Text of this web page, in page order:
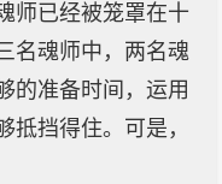
师已经被笼罩在十
名魂师中，两名魂
的准备时间，运用
抵挡得住。可是，